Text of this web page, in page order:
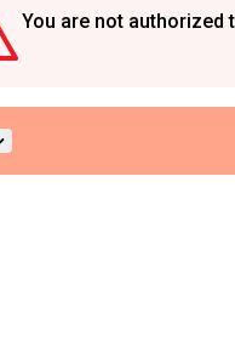
You are not
principal